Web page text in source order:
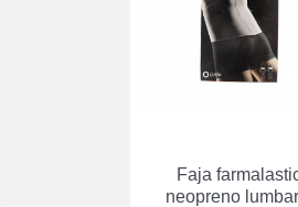
Faja
neopreno